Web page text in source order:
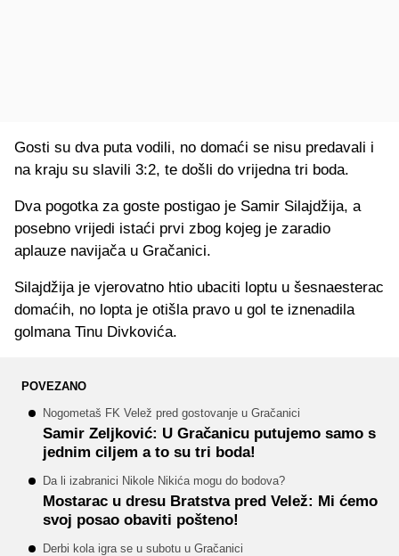
Gosti su dva puta vodili, no domaći se nisu predavali i
na kraju su slavili 3:2, te došli do vrijedna tri boda.
Dva pogotka za goste postigao je Samir Silajdžija, a
posebno vrijedi istaći prvi zbog kojeg je zaradio
aplauze navijača u Gračanici.
Silajdžija je vjerovatno htio ubaciti loptu u šesnaesterac
domaćih, no lopta je otišla pravo u gol te iznenadila
golmana Tinu Divkovića.
POVEZANO
Nogometaš FK Velež pred gostovanje u Gračanici
Samir Zeljković: U Gračanicu putujemo samo s
jednim ciljem a to su tri boda!
Da li izabranici Nikole Nikića mogu do bodova?
Mostarac u dresu Bratstva pred Velež: Mi ćemo
svoj posao obaviti pošteno!
Derbi kola igra se u subotu u Gračanici